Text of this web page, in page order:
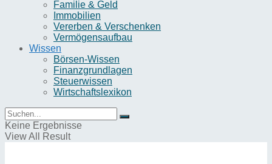
Familie & Geld
Immobilien
Vererben & Verschenken
Vermögensaufbau
Wissen
Börsen-Wissen
Finanzgrundlagen
Steuerwissen
Wirtschaftslexikon
Keine Ergebnisse
View All Result